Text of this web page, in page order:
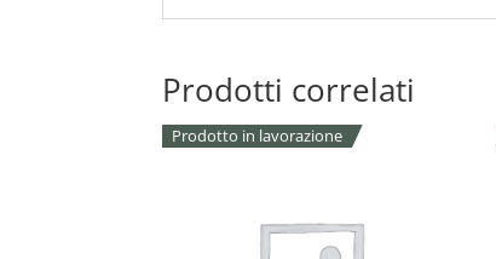
Prodotti correlati
Prodotto in lavorazione